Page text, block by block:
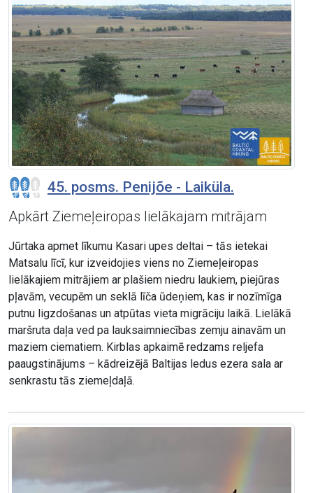
45. posms. Penijõe - Laiküla.
Apkārt Ziemeļeiropas lielākajam mitrājam
Jūrtaka apmet līkumu Kasari upes deltai – tās ietekai
Matsalu līcī, kur izveidojies viens no Ziemeļeiropas
lielākajiem mitrājiem ar plašiem niedru laukiem, piejūras
pļavām, vecupēm un seklā līča ūdeņiem, kas ir nozīmīga
putnu ligzdošanas un atpūtas vieta migrāciju laikā. Lielākā
maršruta daļa ved pa lauksaimniecības zemju ainavām un
maziem ciematiem. Kirblas apkaimē redzams reljefa
paaugstinājums – kādreizējā Baltijas ledus ezera sala ar
senkrastu tās ziemeļdaļā.